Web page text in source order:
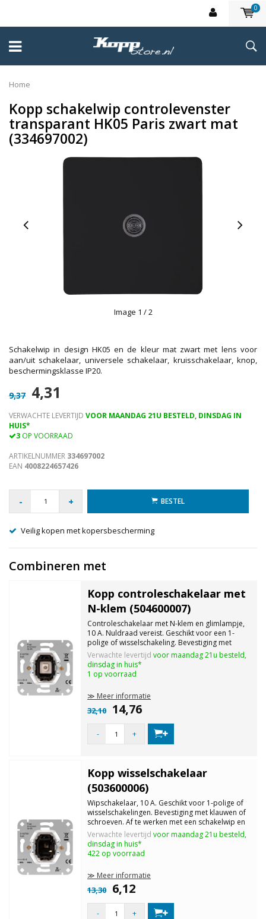
0
Home
Kopp schakelwip controlevenster
transparant HK05 Paris zwart mat
(334697002)
Image 1 / 2
Schakelwip in design HK05 en de kleur mat zwart met lens voor
aan/uit schakelaar, universele schakelaar, kruisschakelaar, knop,
beschermingsklasse IP20.
9,37 4,31
VERWACHTE LEVERTIJD VOOR MAANDAG 21U BESTELD, DINSDAG IN
HUIS*
3 OP VOORRAAD
ARTIKELNUMMER 334697002
EAN 4008224657426
- + BESTEL
Veilig kopen met kopersbescherming
Combineren met
Kopp controleschakelaar met
N-klem (504600007)
Controleschakelaar met N-klem en glimlampje,
10 A. Nuldraad vereist. Geschikt voor een 1-
polige of wisselschakeling. Bevestiging met
klauwen of schroeven. Af te werken met een
schakelwip en een afdekraam.
Verwachte levertijd voor maandag 21u besteld,
dinsdag in huis*
1 op voorraad
≫ Meer informatie
32,10 14,76
- +
Kopp wisselschakelaar
(503600006)
Wipschakelaar, 10 A. Geschikt voor 1-polige of
wisselschakelingen. Bevestiging met klauwen of
schroeven. Af te werken met een schakelwip en
een afdekraam.
Verwachte levertijd voor maandag 21u besteld,
dinsdag in huis*
422 op voorraad
≫ Meer informatie
13,30 6,12
- +